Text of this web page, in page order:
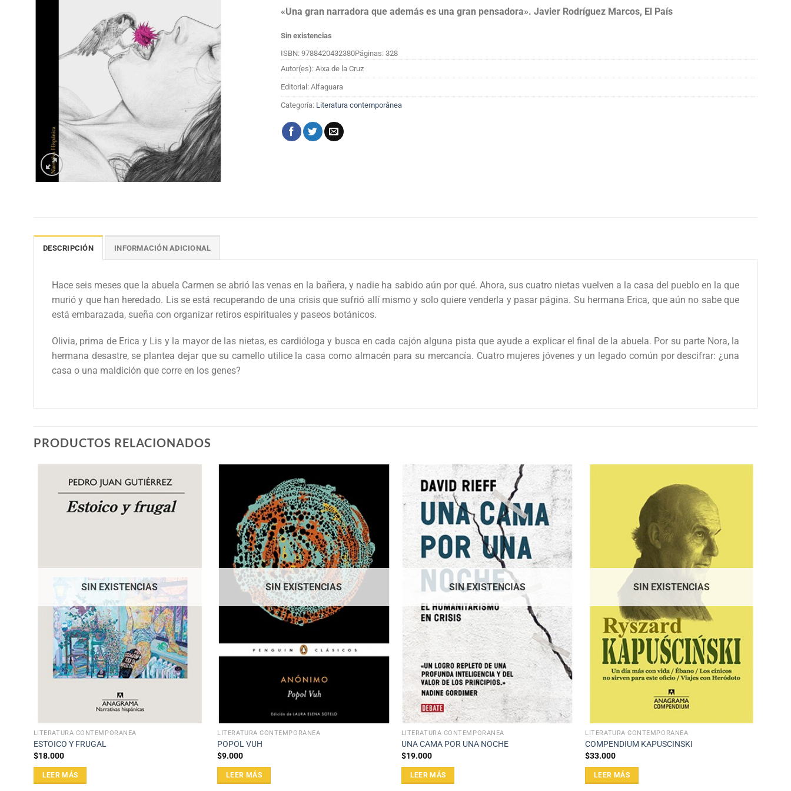
«Una gran narradora que además es una gran pensadora». Javier Rodríguez Marcos, El País
Sin existencias
ISBN: 9788420432380Páginas: 328
Autor(es): Aixa de la Cruz
Editorial: Alfaguara
Categoría: Literatura contemporánea
DESCRIPCIÓN INFORMACIÓN ADICIONAL
Hace seis meses que la abuela Carmen se abrió las venas en la bañera, y nadie ha sabido aún por qué. Ahora, sus cuatro nietas vuelven a la casa del pueblo en la que
murió y que han heredado. Lis se está recuperando de una crisis que sufrió allí mismo y solo quiere venderla y pasar página. Su hermana Erica, que aún no sabe que
está embarazada, sueña con organizar retiros espirituales y paseos botánicos.
Olivia, prima de Erica y Lis y la mayor de las nietas, es cardióloga y busca en cada cajón alguna pista que ayude a explicar el final de la abuela. Por su parte Nora, la
hermana desastre, se plantea dejar que su camello utilice la casa como almacén para su mercancía. Cuatro mujeres jóvenes y un legado común por descifrar: ¿una
casa o una maldición que corre en los genes?
PRODUCTOS RELACIONADOS
SIN EXISTENCIAS
LITERATURA CONTEMPORÁNEA
ESTOICO Y FRUGAL
$18.000
LEER MÁS
SIN EXISTENCIAS
LITERATURA CONTEMPORÁNEA
POPOL VUH
$9.000
LEER MÁS
SIN EXISTENCIAS
LITERATURA CONTEMPORÁNEA
UNA CAMA POR UNA NOCHE
$19.000
LEER MÁS
SIN EXISTENCIAS
LITERATURA CONTEMPORÁNEA
COMPENDIUM KAPUSCINSKI
$33.000
LEER MÁS